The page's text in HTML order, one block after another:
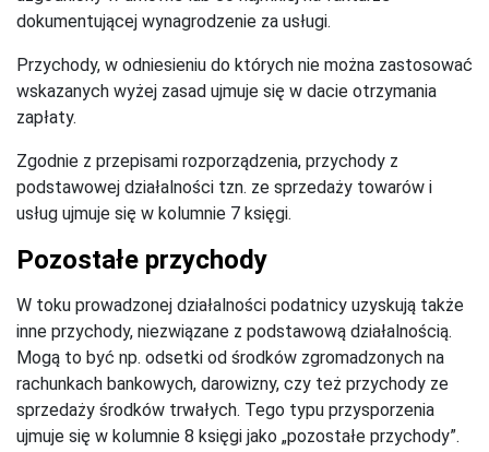
dokumentującej wynagrodzenie za usługi.
Przychody, w odniesieniu do których nie można zastosować
wskazanych wyżej zasad ujmuje się w dacie otrzymania
zapłaty.
Zgodnie z przepisami rozporządzenia, przychody z
podstawowej działalności tzn. ze sprzedaży towarów i
usług ujmuje się w kolumnie 7 księgi.
Pozostałe przychody
W toku prowadzonej działalności podatnicy uzyskują także
inne przychody, niezwiązane z podstawową działalnością.
Mogą to być np. odsetki od środków zgromadzonych na
rachunkach bankowych, darowizny, czy też przychody ze
sprzedaży środków trwałych. Tego typu przysporzenia
ujmuje się w kolumnie 8 księgi jako „pozostałe przychody”.